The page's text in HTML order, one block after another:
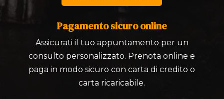
Pagamento sicuro online
Assicurati il tuo appuntamento per un
consulto personalizzato. Prenota online e
paga in modo sicuro con carta di credito o
carta ricaricabile.